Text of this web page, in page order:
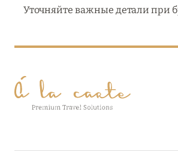
Уточняйте важные детали при